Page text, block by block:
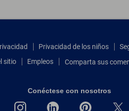
Privacidad de los niños
sitio Empleos Comparta
Conéctese con nosotros